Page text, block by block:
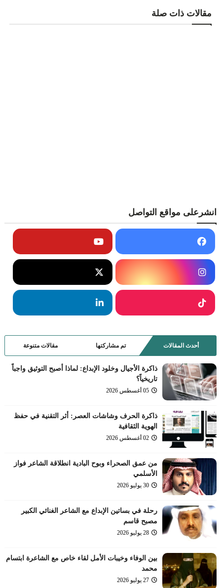
مقالات ذات صلة
انشرعلى مواقع التواصل
أحدث المقالات تم مشاركتها مقالات متنوعة
ذاكرة الأجيال وخلود الإبداع: لماذا أصبح التوثيق واجباً
تاريخياً؟
05 أغسطس 2026
ذاكرة الحرف وشاشات العصر: أثر التقنية في حفظ
الهوية الثقافية
02 أغسطس 2026
من عمق الصحراء وبوح البادية انطلاقة الشاعر فواز
الأسلمي
30 يوليو 2026
رحلة في بساتين الإبداع مع الشاعر الغنائي الكبير
مصبح قاسم
28 يوليو 2026
بين الوفاء وخيبات الأمل لقاء خاص مع الشاعرة ابتسام
محمد
27 يوليو 2026